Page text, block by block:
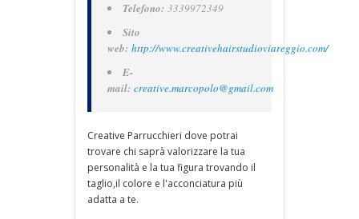
Telefono: 3339972349
Sito
web: http://www.creativehairstudioviareggio.com/
E-
mail: creative.marcopolo@gmail.com
Creative Parrucchieri dove potrai
trovare chi saprà valorizzare la tua
personalità e la tua figura trovando il
taglio,il colore e l'acconciatura più
adatta a te.